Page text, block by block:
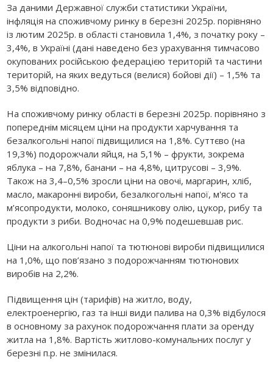
За даними Державної служби статистики України,
інфляція на споживчому ринку в березні 2025р. порівняно
із лютим 2025р. в області становила 1,4%, з початку року –
3,4%, в Україні (дані наведено без урахування тимчасово
окупованих російською федерацією територій та частини
територій, на яких ведуться (велися) бойові дії) – 1,5% та
3,5% відповідно.
На споживчому ринку області в березні 2025р. порівняно з
попереднім місяцем ціни на продукти харчування та
безалкогольні напої підвищилися на 1,8%. Суттєво (на
19,3%) подорожчали яйця, на 5,1% – фрукти, зокрема
яблука – на 7,8%, банани – на 4,8%, цитрусові – 3,9%.
Також на 3,4–0,5% зросли ціни на овочі, маргарин, хліб,
масло, макаронні вироби, безалкогольні напої, м'ясо та
м’ясопродукти, молоко, соняшникову олію, цукор, рибу та
продукти з риби. Водночас на 0,9% подешевшав рис.
Ціни на алкогольні напої та тютюнові вироби підвищилися
на 1,0%, що пов’язано з подорожчанням тютюнових
виробів на 2,2%.
Підвищення цін (тарифів) на житло, воду,
електроенергію, газ та інші види палива на 0,3% відбулося
в основному за рахунок подорожчання плати за оренду
житла на 1,8%. Вартість житлово-комунальних послуг у
березні п.р. не змінилася.